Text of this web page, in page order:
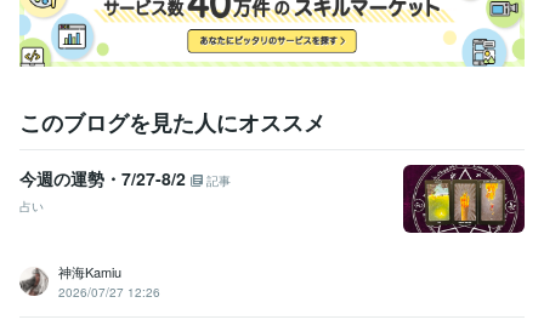
このブログを見た人にオススメ
今週の運勢・7/27-8/2
記事
占い
神海Kamiu
2026/07/27 12:26